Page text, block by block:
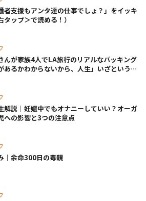
者支援もアンタ達の仕事でしょ？」をイッキ
タップ＞で読める！）
んが家族4人でLA旅行のリアルなパッキング
あるかわからないから、人生」いざというと
解説｜妊娠中でもオナニーしていい？オーガ
への影響と3つの注意点
｜余命300日の毒親